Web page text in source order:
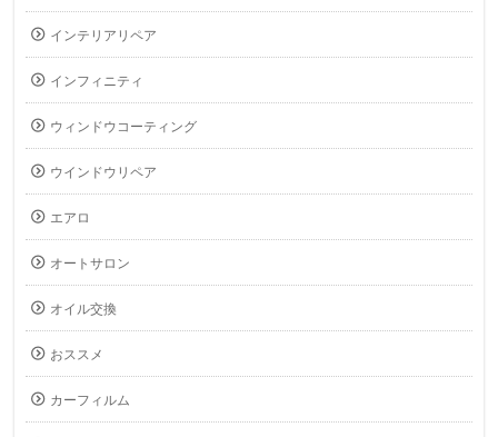
インテリアリペア
インフィニティ
ウィンドウコーティング
ウインドウリペア
エアロ
オートサロン
オイル交換
おススメ
カーフィルム